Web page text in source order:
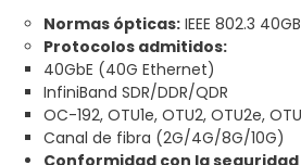
Normas ópticas: IEEE 802.3
Protocolos admitidos:
40GbE (40G Ethernet)
InfiniBand SDR/DDR/QDR
OC-192, OTU1e, OTU2, OTU2e,
Canal de fibra (2G/4G/8G/10G)
Conformidad con la